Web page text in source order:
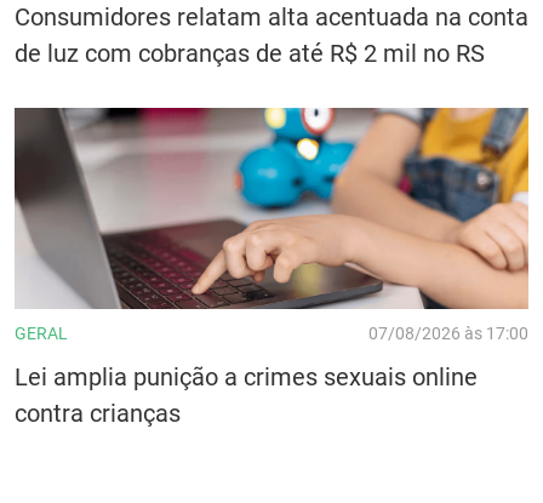
Consumidores relatam alta acentuada na conta
de luz com cobranças de até R$ 2 mil no RS
GERAL 07/08/2026 às 17:00
Lei amplia punição a crimes sexuais online
contra crianças